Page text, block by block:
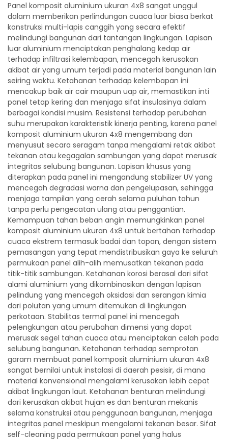
Panel komposit aluminium ukuran 4x8 sangat unggul
dalam memberikan perlindungan cuaca luar biasa berkat
konstruksi multi-lapis canggih yang secara efektif
melindungi bangunan dari tantangan lingkungan. Lapisan
luar aluminium menciptakan penghalang kedap air
terhadap infiltrasi kelembapan, mencegah kerusakan
akibat air yang umum terjadi pada material bangunan lain
seiring waktu. Ketahanan terhadap kelembapan ini
mencakup baik air cair maupun uap air, memastikan inti
panel tetap kering dan menjaga sifat insulasinya dalam
berbagai kondisi musim. Resistensi terhadap perubahan
suhu merupakan karakteristik kinerja penting, karena panel
komposit aluminium ukuran 4x8 mengembang dan
menyusut secara seragam tanpa mengalami retak akibat
tekanan atau kegagalan sambungan yang dapat merusak
integritas selubung bangunan. Lapisan khusus yang
diterapkan pada panel ini mengandung stabilizer UV yang
mencegah degradasi warna dan pengelupasan, sehingga
menjaga tampilan yang cerah selama puluhan tahun
tanpa perlu pengecatan ulang atau penggantian.
Kemampuan tahan beban angin memungkinkan panel
komposit aluminium ukuran 4x8 untuk bertahan terhadap
cuaca ekstrem termasuk badai dan topan, dengan sistem
pemasangan yang tepat mendistribusikan gaya ke seluruh
permukaan panel alih-alih memusatkan tekanan pada
titik-titik sambungan. Ketahanan korosi berasal dari sifat
alami aluminium yang dikombinasikan dengan lapisan
pelindung yang mencegah oksidasi dan serangan kimia
dari polutan yang umum ditemukan di lingkungan
perkotaan. Stabilitas termal panel ini mencegah
pelengkungan atau perubahan dimensi yang dapat
merusak segel tahan cuaca atau menciptakan celah pada
selubung bangunan. Ketahanan terhadap semprotan
garam membuat panel komposit aluminium ukuran 4x8
sangat bernilai untuk instalasi di daerah pesisir, di mana
material konvensional mengalami kerusakan lebih cepat
akibat lingkungan laut. Ketahanan benturan melindungi
dari kerusakan akibat hujan es dan benturan mekanis
selama konstruksi atau penggunaan bangunan, menjaga
integritas panel meskipun mengalami tekanan besar. Sifat
self-cleaning pada permukaan panel yang halus